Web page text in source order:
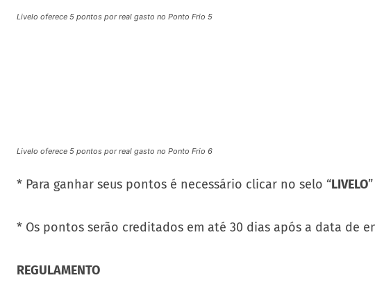
Livelo oferece 5 pontos por real gasto no Ponto Frio 5
Livelo oferece 5 pontos por real gasto no Ponto Frio 6
* Para ganhar seus pontos é necessário clicar no selo “LIVELO
* Os pontos serão creditados em até 30 dias após a data de
REGULAMENTO